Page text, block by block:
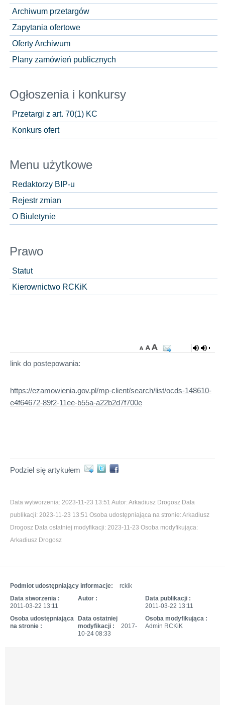
Archiwum przetargów
Zapytania ofertowe
Oferty Archiwum
Plany zamówień publicznych
Ogłoszenia i konkursy
Przetargi z art. 70(1) KC
Konkurs ofert
Menu użytkowe
Redaktorzy BIP-u
Rejestr zmian
O Biuletynie
Prawo
Statut
Kierownictwo RCKiK
link do postepowania:
https://ezamowienia.gov.pl/mp-client/search/list/ocds-148610-
e4f64672-89f2-11ee-b55a-a22b2d7f700e
Podziel się artykułem
Data wytworzenia: 2023-11-23 13:51 Autor:Arkadiusz Drogosz Data
publikacji: 2023-11-23 13:51 Osoba udostępniająca na stronie:Arkadiusz
Drogosz Data ostatniej modyfikacji: 2023-11-23 Osoba modyfikująca:
Arkadiusz Drogosz
Podmiot udostępniający informacje:
rckik
Data stworzenia :
2011-03-22 13:11
Autor :
Data publikacji :
2011-03-22 13:11
Osoba udostępniająca
na stronie :
Data ostatniej
modyfikacji :
2017-
10-24 08:33
Osoba modyfikująca :
Admin RCKiK